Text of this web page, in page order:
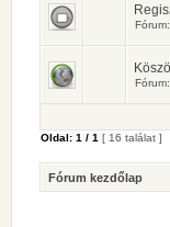
Fórum:
Fórum:
Oldal: 1 / 1 [ 16 találat ]
Fórum kezdőlap